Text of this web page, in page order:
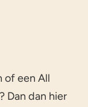
of een All
Dan dan hier